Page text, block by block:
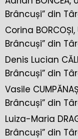
Brâncuși” din
Corina
Brâncuși” din
Denis Lucian
Brâncuși” din
Vasile
Brâncuși” din
Luiza-Maria
Brâncuși” din